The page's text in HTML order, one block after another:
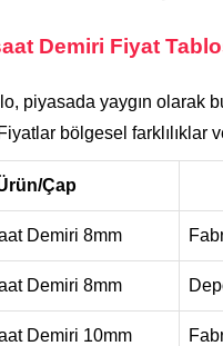
Demiri Fiyat
piyasada yaygın olarak
bölgesel farklılıklar
Çap
Demiri 8mm
Demiri 8mm
Demiri 10mm